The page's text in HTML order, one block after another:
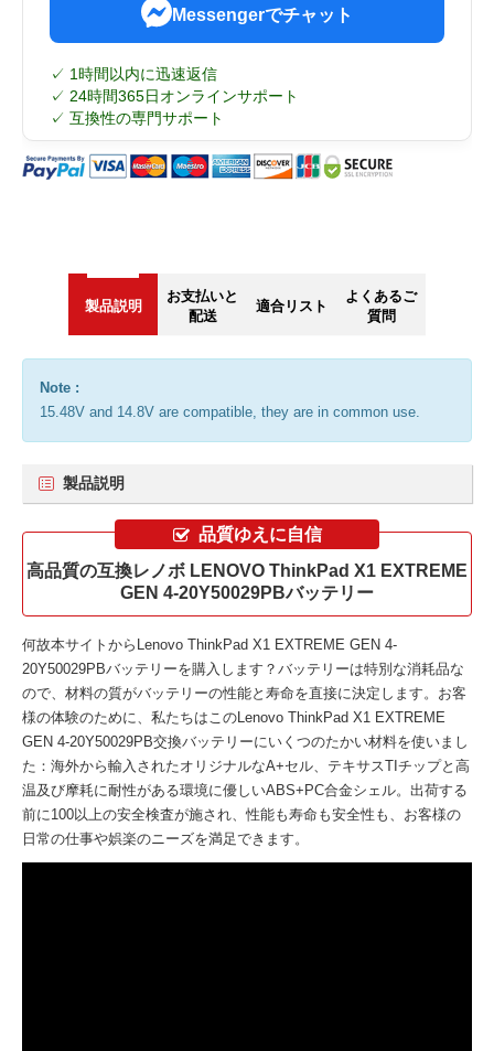
Messengerでチャット
✓ 1時間以内に迅速返信
✓ 24時間365日オンラインサポート
✓ 互換性の専門サポート
製品説明
お支払いと
配送
適合リスト
よくあるご
質問
Note :
15.48V and 14.8V are compatible, they are in common use.
製品説明
品質ゆえに自信
高品質の互換レノボ LENOVO ThinkPad X1 EXTREME
GEN 4-20Y50029PBバッテリー
何故本サイトから Lenovo ThinkPad X1 EXTREME GEN 4-
20Y50029PBバッテリーを購入します？バッテリーは特別な消耗品な
ので、材料の質がバッテリーの性能と寿命を直接に決定します。お客
様の体験のために、私たちはこのLenovo ThinkPad X1 EXTREME
GEN 4-20Y50029PB交換バッテリーにいくつのたかい材料を使いまし
た：海外から輸入されたオリジナルなA+セル、テキサスTIチップと高
温及び摩耗に耐性がある環境に優しいABS+PC合金シェル。出荷する
前に100以上の安全検査が施され、性能も寿命も安全性も、お客様の
日常の仕事や娯楽のニーズを満足できます。